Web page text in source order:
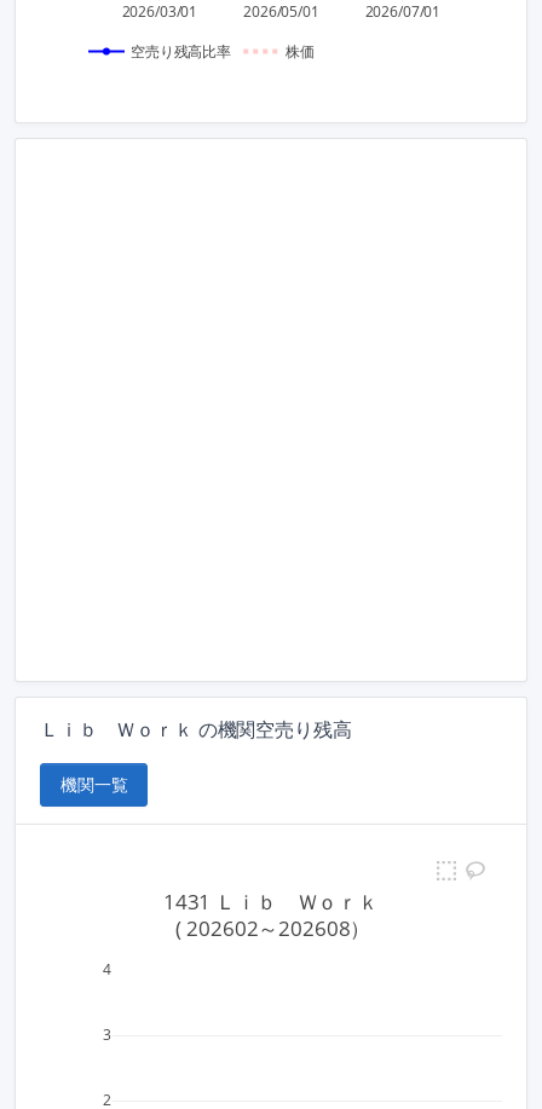
2026/03/01 2026/05/01 2026/07/01
空売り残高比率 株価
Ｌｉｂ Ｗｏｒｋ の機関空売り残高
機関一覧
2
3
4
1431 Ｌｉｂ　Ｗｏｒｋ
( 202602～202608）